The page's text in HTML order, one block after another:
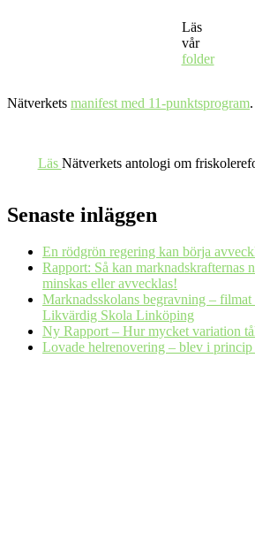
Läs
vår
folder
Nätverkets manifest med 11-punktsprogram.
Läs Nätverkets antologi om
Senaste inläggen
En rödgrön regering kan börja
Rapport: Så kan marknadskrafternas
minskas eller avvecklas!
Marknadsskolans begravning –
Likvärdig Skola Linköping
Ny Rapport – Hur mycket variation
Lovade helrenovering – blev i